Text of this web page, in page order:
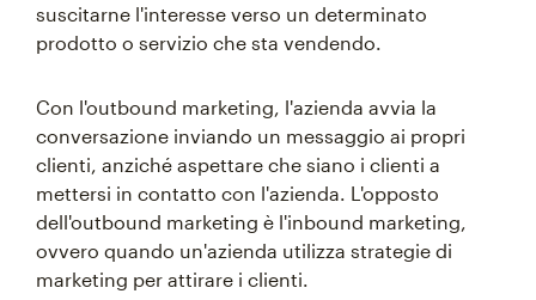
suscitarne l'interesse verso un determinato
prodotto o servizio che sta vendendo.
Con l'outbound marketing, l'azienda avvia la
conversazione inviando un messaggio ai propri
clienti, anziché aspettare che siano i clienti a
mettersi in contatto con l'azienda. L'opposto
dell'outbound marketing è l'inbound marketing,
ovvero quando un'azienda utilizza strategie di
marketing per attirare i clienti.